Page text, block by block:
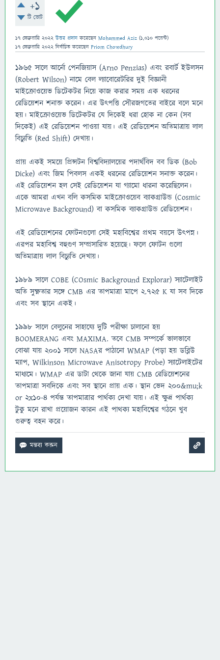
+1
টি ভোট
17 ফেব্রুয়ারি 2022 উত্তর প্রদান করেছেন Mohammed Aziz (1,010 পয়েন্ট)
17 ফেব্রুয়ারি 2022 নির্বাচিত করেছেন Priom Chowdhury
১৯৬৫ সালে আর্নো পেনজিয়াস (Arno Penzias) এবং রবার্ট ইউলসন
(Robert Wilson) নামে বেল ল্যাবোরেটরির দুই বিজ্ঞানী
মাইক্রোওয়েভ ডিটেকটর নিয়ে কাজ করার সময় এক ধরনের
রেডিয়েশন শনাক্ত করেন। এর উৎপত্তি সৌরজগতের বাইরে বলে মনে
হয়। মাইক্রোওয়েভ ডিটেকটর যে দিকেই ধরা হোক না কেন (সব
দিকেই) এই রেডিয়েশন পাওয়া যায়। এই রেডিয়েশন অতিমাত্রায় লাল
বিচ্যুতি (Red Shift) দেখায়।
প্রায় একই সময়ে প্রিন্সটন বিশ্ববিদ্যালয়ের পদার্থবিদ বব ডিক (Bob
Dicke) এবং জিম পিবলস একই ধরনের রেডিয়েশন সনাক্ত করেন।
এই রেডিয়েশন হল সেই রেডিয়েশন যা গ্যামো ধারনা করেছিলেন।
একে আমরা এখন বলি কসমিক মাইক্রোওয়েব ব্যাকগ্রাউন্ড (Cosmic
Microwave Background) বা কসমিক ব্যাকগ্রাউন্ড রেডিয়েশন।
এই রেডিয়েশনের ফোটনগুলো সেই মহাবিশ্বের প্রথম বয়সে উৎপন্ন।
এরপর মহাবিশ্ব বহুগুণ সম্প্রসারিত হয়েছে। ফলে ফোটন গুলো
অতিমাত্রায় লাল বিচ্যুতি দেখায়।
১৯৮৯ সালে COBE (COsmic Background Explorar) স্যাটেলাইট
অতি সুক্ষ্ণতার সঙ্গে CMB এর তাপমাত্রা মাপে ২.৭২৫ K যা সব দিকে
এবং সব স্থানে একই।
১৯৯৮ সালে বেলুনের সাহায্যে দুটি পরীক্ষা চালানো হয়
BOOMERANG এবং MAXIMA. তবে CMB সম্পর্কে ভালভাবে
বোঝা যায় ২০০১ সালে NASAর পাঠানো WMAP (পড়া হয় ডব্লিউ
ম্যাপ, Wilkinson Microwave Anisotropy Probe) স্যাটেলাইটের
মাধ্যমে। WMAP এর ডাটা থেকে জানা যায় CMB রেডিয়েশনের
তাপমাত্রা সবদিকে এবং সব স্থানে প্রায় এক। স্থান ভেদ 200&mu;k
or 2x10-4 পর্যন্ত তাপমাত্রার পার্থক্য দেখা যায়। এই ক্ষুদ্র পার্থক্য
টুকু মনে রাখা প্রয়োজন কারন এই পাথক্য মহাবিশ্বের গঠনে খুব
গুরুত্ব বহন করে।